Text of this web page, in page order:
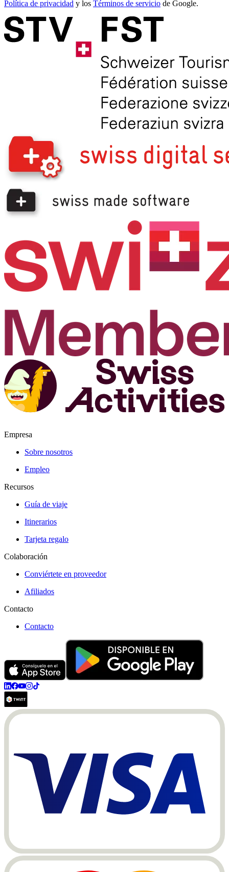
Política de privacidad y los Términos de servicio de Google.
Empresa
Sobre nosotros
Empleo
Recursos
Guía de viaje
Itinerarios
Tarjeta regalo
Colaboración
Conviértete en proveedor
Afiliados
Contacto
Contacto